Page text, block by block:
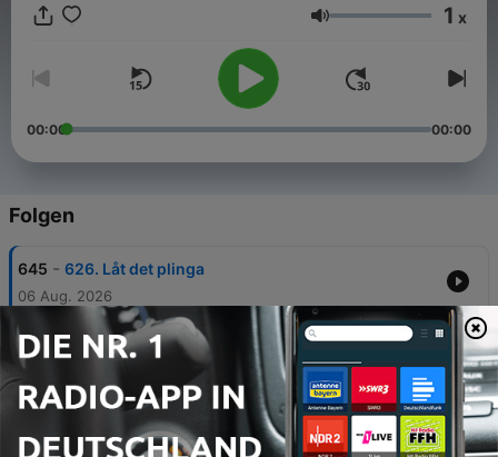
Lautstärke 1 x
00:00 00:00
Folgen
645 - 626. Låt det plinga
06 Aug. 2026
644 - 625. Hagaparken
03 Aug. 2026
643 - 624. Motbevisa mig!
30 Jul. 2026